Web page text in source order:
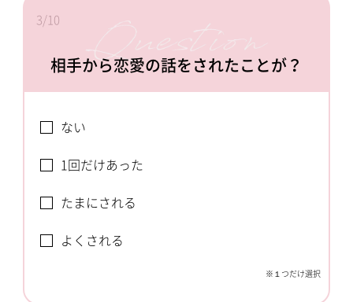
3/10
相手から恋愛の話をされたことが？
ない
1回だけあった
たまにされる
よくされる
※１つだけ選択